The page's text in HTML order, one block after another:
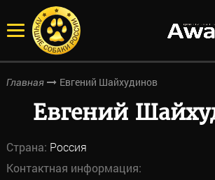
Главная Евгений Шайхудинов
Евгений
Страна: Россия
Контактная информация: